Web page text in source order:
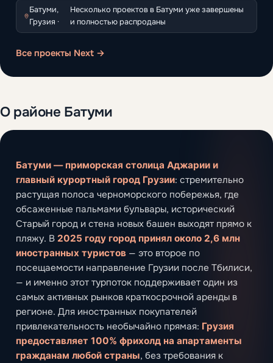
Батуми,
Грузия ·
Несколько проектов в Батуми уже завершены
и полностью распроданы
Все проекты Next →
О районе Батуми
Батуми — приморская столица Аджарии и
главный курортный город Грузии: стремительно
растущая полоса черноморского побережья, где
обсаженные пальмами бульвары, исторический
Старый город и стена новых башен выходят прямо к
пляжу. В 2025 году город принял около 2,6 млн
иностранных туристов — это второе по
посещаемости направление Грузии после Тбилиси,
— и именно этот турпоток поддерживает один из
самых активных рынков краткосрочной аренды в
регионе. Для иностранных покупателей
привлекательность необычайно прямая: Грузия
предоставляет 100% фрихолд на апартаменты
гражданам любой страны, без требования к